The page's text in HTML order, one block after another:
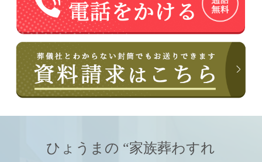
ひょうまの “家族葬わすれ